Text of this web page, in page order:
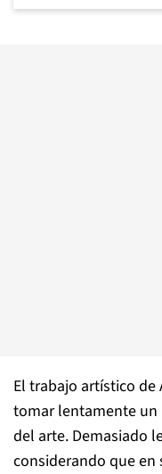
El trabajo artístico de
tomar lentamente
del arte. Demasiado
considerando que